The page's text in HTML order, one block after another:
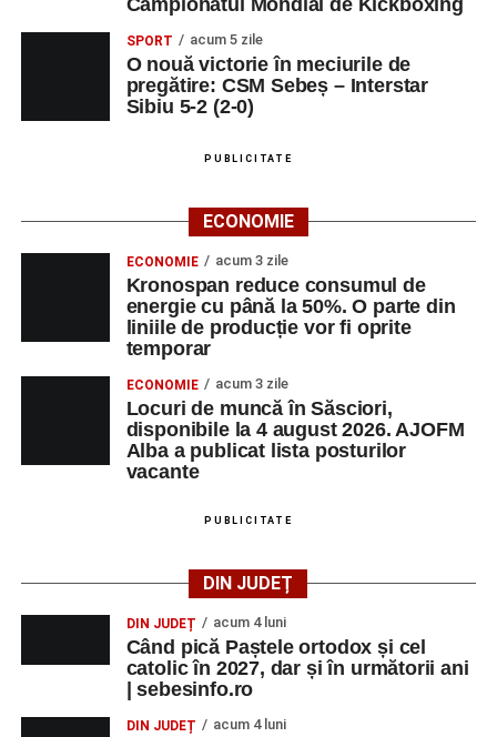
Campionatul Mondial de Kickboxing
SPORT acum 5 zile
O nouă victorie în meciurile de
pregătire: CSM Sebeș – Interstar
Sibiu 5-2 (2-0)
PUBLICITATE
ECONOMIE
ECONOMIE acum 3 zile
Kronospan reduce consumul de
energie cu până la 50%. O parte din
liniile de producție vor fi oprite
temporar
ECONOMIE acum 3 zile
Locuri de muncă în Săsciori,
disponibile la 4 august 2026. AJOFM
Alba a publicat lista posturilor
vacante
PUBLICITATE
DIN JUDEȚ
DIN JUDEȚ acum 4 luni
Când pică Paștele ortodox și cel
catolic în 2027, dar și în următorii ani
| sebesinfo.ro
DIN JUDEȚ acum 4 luni